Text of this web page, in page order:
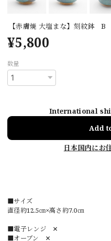
【赤膚焼 大塩まな】刻紋鉢 B
¥5,800
数量
International
Add
日本国内にお
■サイズ
直径約12.5㎝×高さ約7.0㎝
■電子レンジ ✕
■オーブン ✕